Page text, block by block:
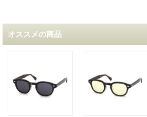
オススメの商品